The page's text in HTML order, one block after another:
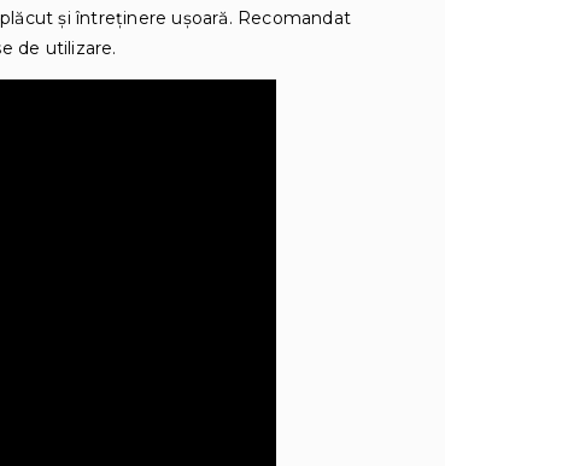
și întreținere ușoară. Recomandat
de utilizare.